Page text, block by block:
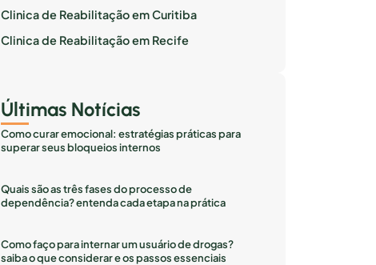
Clinica de Reabilitação em Curitiba
Clinica de Reabilitação em Recife
Últimas Notícias
Como curar emocional: estratégias práticas para
superar seus bloqueios internos
Quais são as três fases do processo de
dependência? entenda cada etapa na prática
Como faço para internar um usuário de drogas?
saiba o que considerar e os passos essenciais